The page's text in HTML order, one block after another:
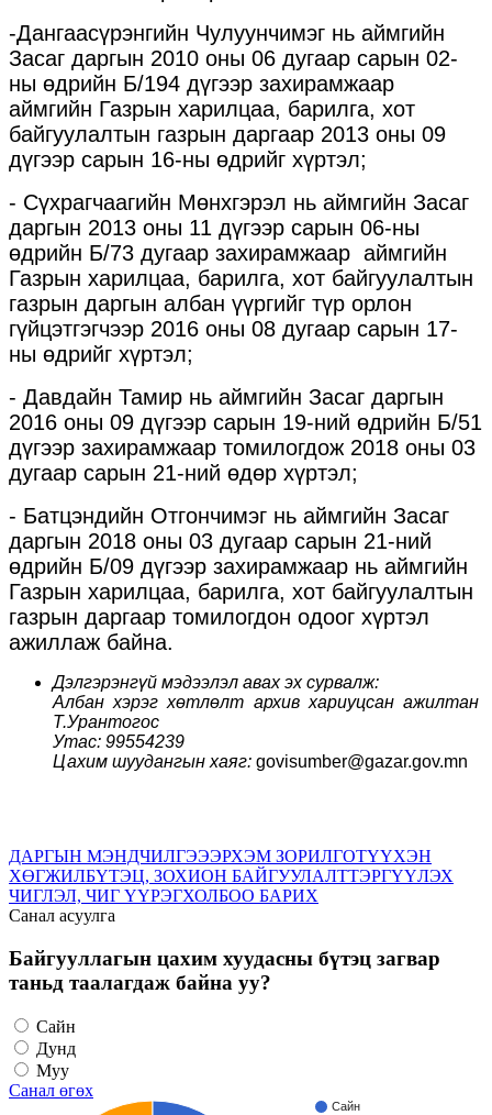
-Дангаасүрэнгийн Чулуунчимэг нь аймгийн
Засаг даргын 2010 оны 06 дугаар сарын 02-
ны өдрийн Б/194 дүгээр захирамжаар
аймгийн Газрын харилцаа, барилга, хот
байгуулалтын газрын даргаар 2013 оны 09
дүгээр сарын 16-ны өдрийг хүртэл;
- Сүхрагчаагийн Мөнхгэрэл нь аймгийн Засаг
даргын 2013 оны 11 дүгээр сарын 06-ны
өдрийн Б/73 дугаар захирамжаар аймгийн
Газрын харилцаа, барилга, хот байгуулалтын
газрын даргын албан үүргийг түр орлон
гүйцэтгэгчээр 2016 оны 08 дугаар сарын 17-
ны өдрийг хүртэл;
- Давдайн Тамир нь аймгийн Засаг даргын
2016 оны 09 дүгээр сарын 19-ний өдрийн Б/51
дүгээр захирамжаар томилогдож 2018 оны 03
дугаар сарын 21-ний өдөр хүртэл;
- Батцэндийн Отгончимэг нь аймгийн Засаг
даргын 2018 оны 03 дугаар сарын 21-ний
өдрийн Б/09 дүгээр захирамжаар нь аймгийн
Газрын харилцаа, барилга, хот байгуулалтын
газрын даргаар томилогдон одоог хүртэл
ажиллаж байна.
Дэлгэрэнгүй мэдээлэл авах эх сурвалж:
Албан хэрэг хөтлөлт архив хариуцсан ажилтан
Т.Урантогос
Утас: 99554239
Цахим шуудангын хаяг: govisumber@gazar.gov.mn
ДАРГЫН МЭНДЧИЛГЭЭЭРХЭМ ЗОРИЛГОТҮҮХЭН
ХӨГЖИЛБҮТЭЦ, ЗОХИОН БАЙГУУЛАЛТТЭРГҮҮЛЭХ
ЧИГЛЭЛ, ЧИГ ҮҮРЭГХОЛБОО БАРИХ
Санал асуулга
Байгууллагын цахим хуудасны бүтэц загвар
таньд таалагдаж байна уу?
Сайн
Дунд
Муу
Санал өгөх
Сайн